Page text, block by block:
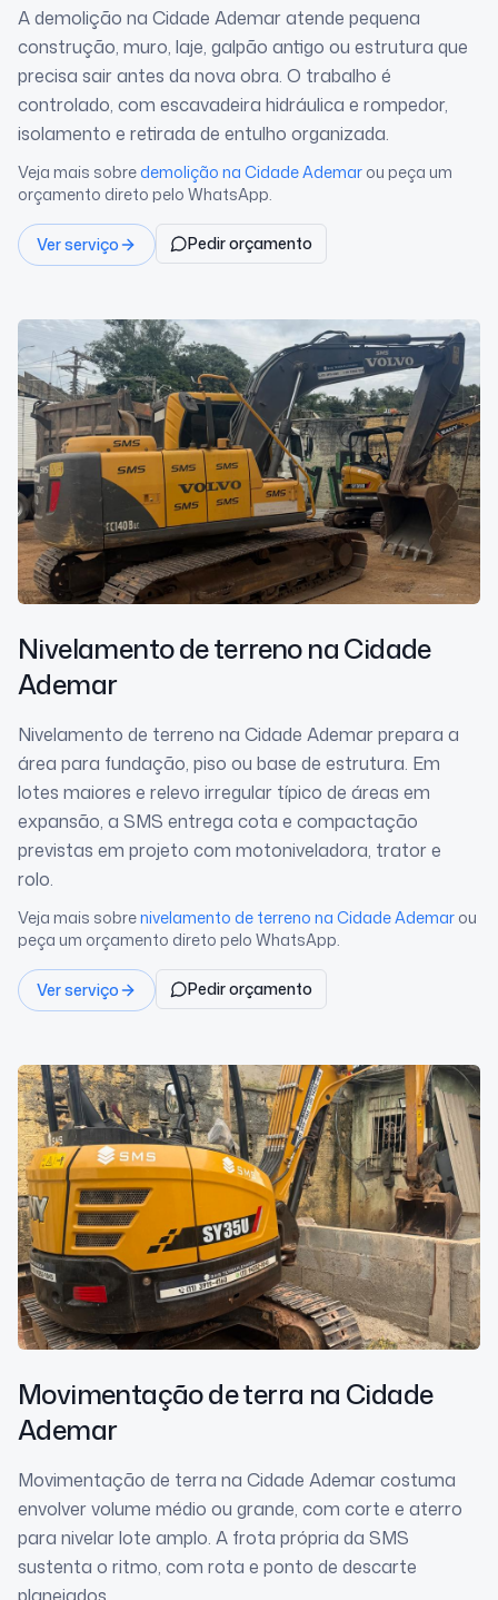
A demolição na Cidade Ademar atende pequena
construção, muro, laje, galpão antigo ou estrutura que
precisa sair antes da nova obra. O trabalho é
controlado, com escavadeira hidráulica e rompedor,
isolamento e retirada de entulho organizada.
Veja mais sobredemolição na Cidade Ademar ou peça um
orçamento direto pelo WhatsApp.
Ver serviço Pedir orçamento
Nivelamento de terrenona Cidade
Ademar
Nivelamento de terreno na Cidade Ademar prepara a
área para fundação, piso ou base de estrutura. Em
lotes maiores e relevo irregular típico de áreas em
expansão, a SMS entrega cota e compactação
previstas em projeto com motoniveladora, trator e
rolo.
Veja mais sobrenivelamento de terreno na Cidade Ademar ou
peça um orçamento direto pelo WhatsApp.
Ver serviço Pedir orçamento
Movimentação de terra na Cidade
Ademar
Movimentação de terra na Cidade Ademar costuma
envolver volume médio ou grande, com corte e aterro
para nivelar lote amplo. A frota própria da SMS
sustenta o ritmo, com rota e ponto de descarte